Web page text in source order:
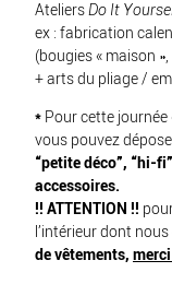
AteliersDo It
ex : fabrication
(bougies « maison
+ arts du pliage /
* Pour cette
vous pouvez
“petite déco”, “hi-
accessoires.
!! ATTENTION !!
l’intérieur dont
de vêtements,